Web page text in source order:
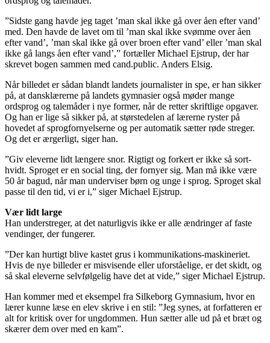
”Sidste gang havde jeg taget ’man skal ikke gå over åen efter vand’
med. Den havde de lavet om til ’man skal ikke svømme over åen
efter vand’, ’man skal ikke gå over broen efter vand’ eller ’man skal
ikke gå langs åen efter vand’,” fortæller Michael Ejstrup, der har
skrevet bogen sammen med cand.public. Anders Elsig.
Når billedet er sådan blandt landets journalister in spe, er han sikker
på, at dansklærerne på landets gymnasier også møder mange
ordsprog og talemåder i nye former, når de retter skriftlige opgaver.
Og han er lige så sikker på, at størstedelen af lærerne ryster på
hovedet af sprogfornyelserne og per automatik sætter røde streger.
Og det er ærgerligt, siger han.
”Giv eleverne lidt længere snor. Rigtigt og forkert er ikke så sort-
hvidt. Sproget er en social ting, der fornyer sig. Man må ikke være
50 år bagud, når man underviser børn og unge i sprog. Sproget skal
passe til den tid, vi er i,” siger Michael Ejstrup.
Vær lidt large
Han understreger, at det naturligvis ikke er alle ændringer af faste
vendinger, der fungerer.
”Der kan hurtigt blive kastet grus i kommunikations-maskineriet.
Hvis de nye billeder er misvisende eller uforståelige, er det skidt, og
så skal eleverne selvfølgelig have det at vide,” siger Michael Ejstrup.
Han kommer med et eksempel fra Silkeborg Gymnasium, hvor en
lærer kunne læse en elev skrive i en stil: ”Jeg synes, at forfatteren er
alt for kritisk over for ungdommen. Hun sætter alle ud på et bræt og
skærer dem over med en kam”.